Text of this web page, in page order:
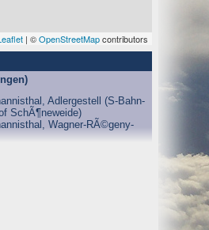
| ©OpenStreetMapcontributors
Adlergestell (S-Bahn-
SchÃ¶neweide)
Wagner-RÃ©geny-